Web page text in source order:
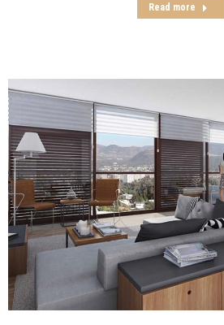
Read more